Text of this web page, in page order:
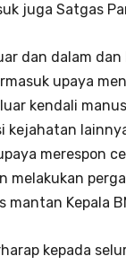
juga Satgas
dan dalam
upaya
kendali
kejahatan
merespon
melakukan
mantan Kepala
kepada